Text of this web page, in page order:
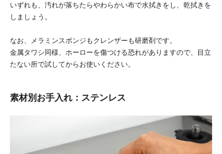
いずれも、汚れが落ちたらやわらかい布で水拭きをし、乾拭きを
しましょう。
なお、メラミンスポンジもクレンザーも研磨剤です。
金属タワシ同様、ホーローを傷つける恐れがありますので、目立
たない所で試してからお使いください。
素材別お手入れ：ステンレス